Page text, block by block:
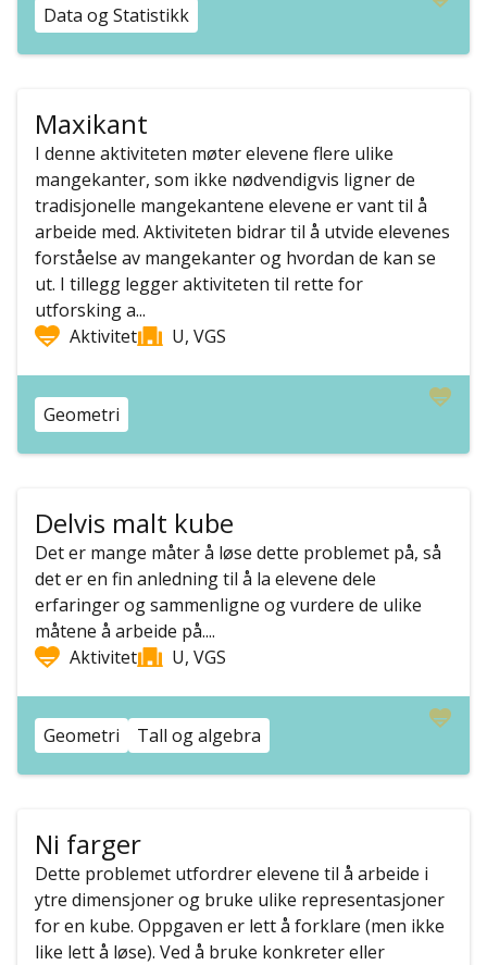
Data og Statistikk
Maxikant
I denne aktiviteten møter elevene flere ulike
mangekanter, som ikke nødvendigvis ligner de
tradisjonelle mangekantene elevene er vant til å
arbeide med. Aktiviteten bidrar til å utvide elevenes
forståelse av mangekanter og hvordan de kan se
ut. I tillegg legger aktiviteten til rette for
utforsking a...
Aktivitet
U, VGS
Geometri
Delvis malt kube
Det er mange måter å løse dette problemet på, så
det er en fin anledning til å la elevene dele
erfaringer og sammenligne og vurdere de ulike
måtene å arbeide på....
Aktivitet
U, VGS
Geometri Tall og algebra
Ni farger
Dette problemet utfordrer elevene til å arbeide i
ytre dimensjoner og bruke ulike representasjoner
for en kube. Oppgaven er lett å forklare (men ikke
like lett å løse). Ved å bruke konkreter eller